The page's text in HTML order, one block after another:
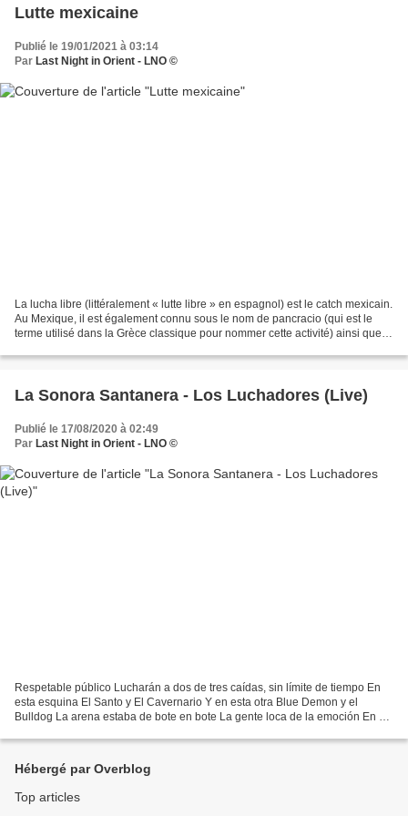
Lutte mexicaine
Publié le 19/01/2021 à 03:14
Par Last Night in Orient - LNO ©
La lucha libre (littéralement « lutte libre » en espagnol) est le catch mexicain.
Au Mexique, il est également connu sous le nom de pancracio (qui est le
terme utilisé dans la Grèce classique pour nommer cette activité) ainsi que
La Sonora Santanera - Los Luchadores (Live)
Publié le 17/08/2020 à 02:49
Par Last Night in Orient - LNO ©
Respetable público Lucharán a dos de tres caídas, sin límite de tiempo En
esta esquina El Santo y El Cavernario Y en esta otra Blue Demon y el
Bulldog La arena estaba de bote en bote La gente loca de la emoción En el
Hébergé par Overblog
Top articles